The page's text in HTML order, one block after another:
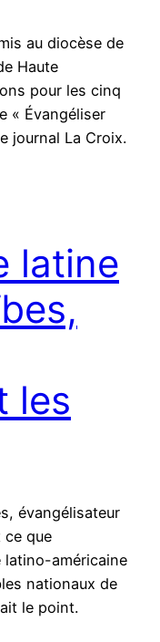
au diocèse de
Haute
pour les cinq
« Évangéliser
journal La Croix.
latine
les
évangélisateur
ce que
latino-américaine
nationaux de
le point.